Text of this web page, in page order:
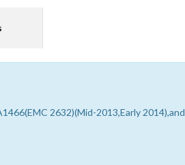
2632)(Mid-2013,Early 2014),and